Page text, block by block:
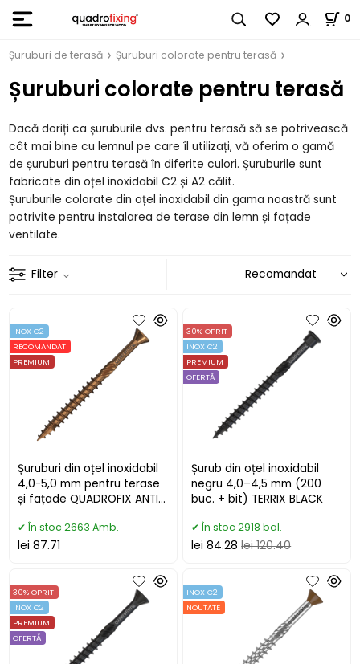
0
Șuruburi de terasă Șuruburi colorate pentru terasă
Șuruburi colorate pentru terasă
Dacă doriți ca șuruburile dvs. pentru terasă să se potrivească
cât mai bine cu lemnul pe care îl utilizați, vă oferim o gamă
de șuruburi pentru terasă în diferite culori. Șuruburile sunt
fabricate din oțel inoxidabil C2 și A2 călit.
Șuruburile colorate din oțel inoxidabil din gama noastră sunt
potrivite pentru instalarea de terase din lemn și fațade
ventilate.
Filter
Șuruburi din oțel inoxidabil
4,0-5,0 mm pentru terase
și fațade QUADROFIX ANTIK
INOX C2
RECOMANDAT
PREMIUM
În stoc 2663 Amb.
lei 87.71
Șurub din oțel inoxidabil
negru 4,0–4,5 mm (200
buc. + bit) TERRIX BLACK
30% OPRIT
INOX C2
PREMIUM
OFERTĂ
În stoc 2918 bal.
lei 84.28 lei 120.40
30% OPRIT
INOX C2
PREMIUM
OFERTĂ
INOX C2
NOUTATE